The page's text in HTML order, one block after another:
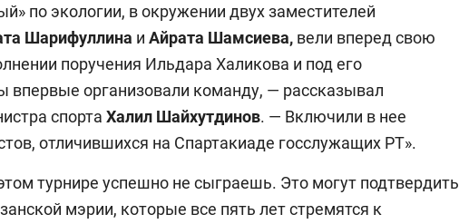
по экологии, в окружении двух заместителей
Шарифуллина и Айрата Шамсиева, вели вперед свою
поручения Ильдара Халикова и под его
впервые организовали команду, — рассказывал
спорта Халил Шайхутдинов. — Включили в нее
отличившихся на Спартакиаде госслужащих РТ».
турнире успешно не сыграешь. Это могут подтвердить
мэрии, которые все пять лет стремятся к